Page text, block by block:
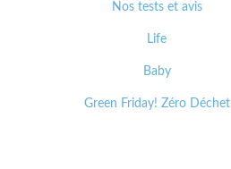
Nos tests et avis
Life
Baby
Green Friday! Zéro Déchet